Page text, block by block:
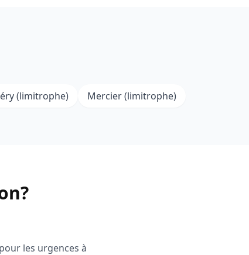
(limitrophe) Mercier (limitrophe)
les urgences à